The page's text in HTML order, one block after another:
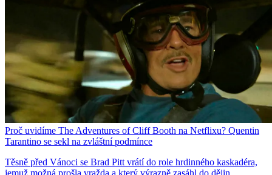
Proč uvidíme The Adventures of Cliff Booth na Netflixu? Quentin
Tarantino se sekl na zvláštní podmínce
Těsně před Vánoci se Brad Pitt vrátí do role hrdinného kaskadéra,